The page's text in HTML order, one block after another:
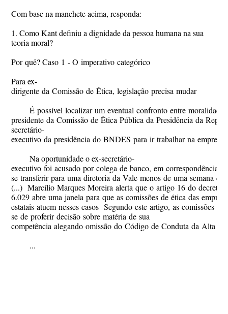
Com base na manchete acima, responda:
1. Como Kant definiu a dignidade da pessoa humana na sua
teoria moral?
Por quê? Caso 1 - O imperativo categórico
Para ex-
dirigente da Comissão de Ética, legislação precisa mudar
É possível localizar um eventual confronto entre
presidente da Comissão de Ética Pública da Presidência da
secretário-
executivo da presidência do BNDES para ir trabalhar na
Na oportunidade o ex-secretário-
executivo foi acusado por colega de banco, em correspondência
se transferir para uma diretoria da Vale menos de uma semana
(...) Marcílio Marques Moreira alerta que o artigo 16 do decreto
6.029 abre uma janela para que as comissões de ética das
estatais atuem nesses casos Segundo este artigo, as comissões
se de proferir decisão sobre matéria de sua
competência alegando omissão do Código de Conduta da Alta
...